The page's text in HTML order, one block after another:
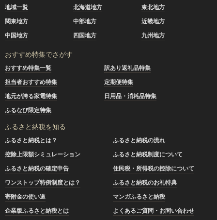
地域一覧 北海道地方
東北地方
関東地方
中部地方
近畿地方
中国地方
四国地方 九州地方
おすすめ特集でさがす
おすすめ特集一覧
訳あり返礼品特集
担当者おすすめ特集
定期便特集
地元が誇る家電特集
日用品・消耗品特集
ふるなび限定特集
ふるさと納税を知る
ふるさと納税とは？
ふるさと納税の流れ
控除上限額シミュレーション
ふるさと納税制度について
ふるさと納税の確定申告
住民税・所得税の控除について
ワンストップ特例制度とは？
ふるさと納税のお礼特典
寄附金の使い道
マンガふるさと納税
企業版ふるさと納税とは
よくあるご質問・お問い合わせ